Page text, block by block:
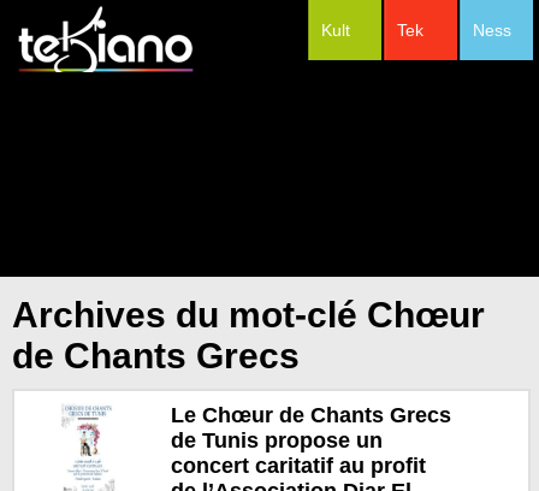
Ness
Tek
Kult
Archives du mot-clé Chœur
de Chants Grecs
Le Chœur de Chants Grecs
de Tunis propose un
concert caritatif au profit